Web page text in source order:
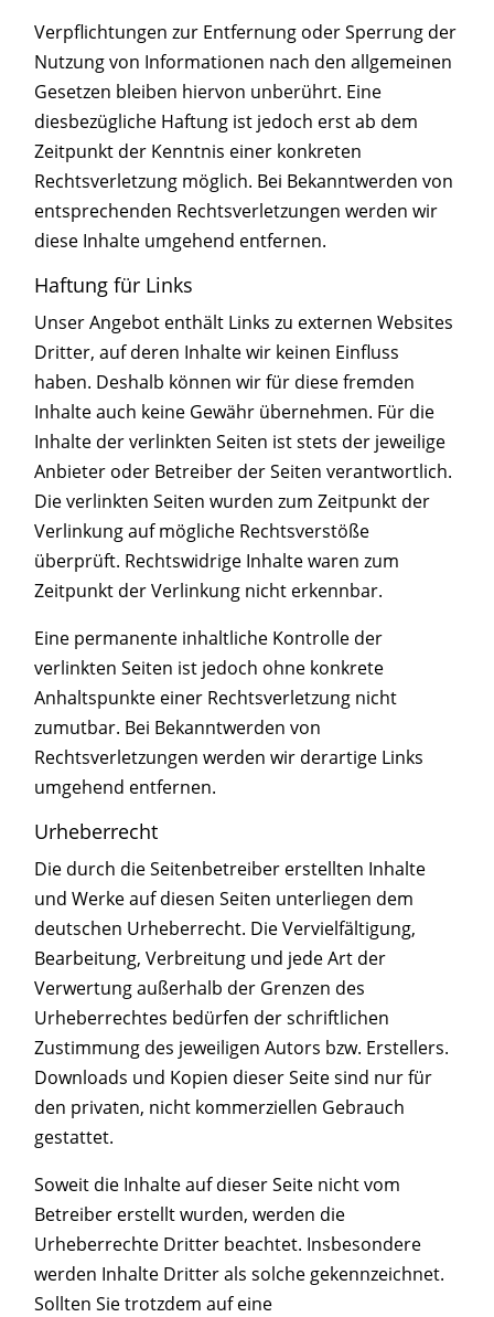
Verpflichtungen zur Entfernung oder Sperrung der
Nutzung von Informationen nach den allgemeinen
Gesetzen bleiben hiervon unberührt. Eine
diesbezügliche Haftung ist jedoch erst ab dem
Zeitpunkt der Kenntnis einer konkreten
Rechtsverletzung möglich. Bei Bekanntwerden von
entsprechenden Rechtsverletzungen werden wir
diese Inhalte umgehend entfernen.
Haftung für Links
Unser Angebot enthält Links zu externen Websites
Dritter, auf deren Inhalte wir keinen Einfluss
haben. Deshalb können wir für diese fremden
Inhalte auch keine Gewähr übernehmen. Für die
Inhalte der verlinkten Seiten ist stets der jeweilige
Anbieter oder Betreiber der Seiten verantwortlich.
Die verlinkten Seiten wurden zum Zeitpunkt der
Verlinkung auf mögliche Rechtsverstöße
überprüft. Rechtswidrige Inhalte waren zum
Zeitpunkt der Verlinkung nicht erkennbar.
Eine permanente inhaltliche Kontrolle der
verlinkten Seiten ist jedoch ohne konkrete
Anhaltspunkte einer Rechtsverletzung nicht
zumutbar. Bei Bekanntwerden von
Rechtsverletzungen werden wir derartige Links
umgehend entfernen.
Urheberrecht
Die durch die Seitenbetreiber erstellten Inhalte
und Werke auf diesen Seiten unterliegen dem
deutschen Urheberrecht. Die Vervielfältigung,
Bearbeitung, Verbreitung und jede Art der
Verwertung außerhalb der Grenzen des
Urheberrechtes bedürfen der schriftlichen
Zustimmung des jeweiligen Autors bzw. Erstellers.
Downloads und Kopien dieser Seite sind nur für
den privaten, nicht kommerziellen Gebrauch
gestattet.
Soweit die Inhalte auf dieser Seite nicht vom
Betreiber erstellt wurden, werden die
Urheberrechte Dritter beachtet. Insbesondere
werden Inhalte Dritter als solche gekennzeichnet.
Sollten Sie trotzdem auf eine